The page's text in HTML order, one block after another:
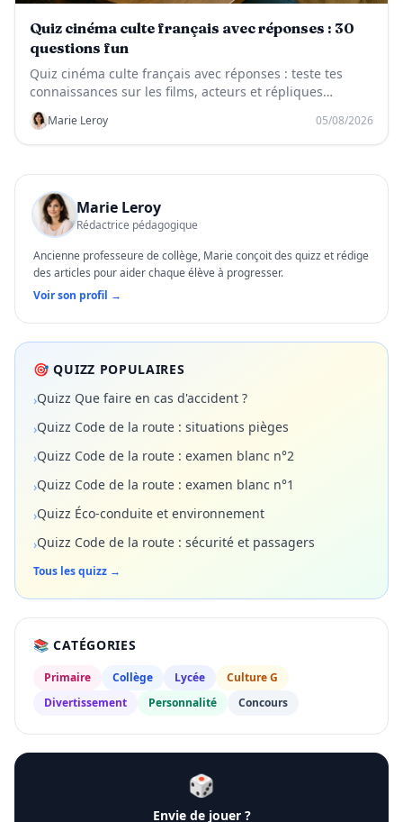
Quiz cinéma culte français avec réponses : 30
questions fun
Quiz cinéma culte français avec réponses : teste tes
connaissances sur les films, acteurs et répliques
mythiques du cinéma français.
Marie Leroy 05/08/2026
Marie Leroy
Rédactrice pédagogique
Ancienne professeure de collège, Marie conçoit des quizz et rédige
des articles pour aider chaque élève à progresser.
Voir son profil →
🎯 QUIZZ POPULAIRES
›Quizz Que faire en cas d'accident ?
›Quizz Code de la route : situations pièges
›Quizz Code de la route : examen blanc n°2
›Quizz Code de la route : examen blanc n°1
›Quizz Éco-conduite et environnement
›Quizz Code de la route : sécurité et passagers
Tous les quizz →
📚 CATÉGORIES
Primaire Collège Lycée
Culture G
Divertissement
Personnalité Concours
🎲
Envie de jouer ?